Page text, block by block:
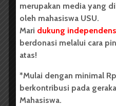
Redaksi 2 menit waktu
BERITA KAMPUS
Dua Mahasiswa
merupakan media yang
oleh mahasiswa USU.
Mari dukung
berdonasi melalui cara
atas!
*Mulai dengan minimal
berkontribusi pada
Mahasiswa.